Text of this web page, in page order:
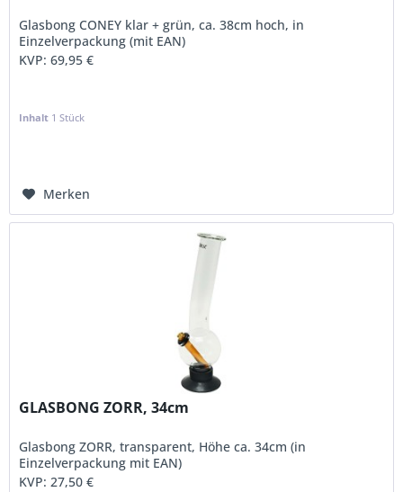
Glasbong CONEY klar + grün, ca. 38cm hoch, in
Einzelverpackung (mit EAN)
KVP: 69,95 €
Inhalt 1 Stück
Merken
GLASBONG ZORR, 34cm
Glasbong ZORR, transparent, Höhe ca. 34cm (in
Einzelverpackung mit EAN)
KVP: 27,50 €